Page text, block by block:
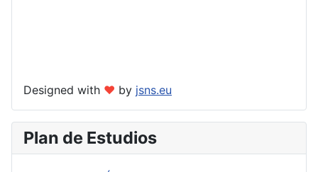
Designed with ❤ by jsns.eu
Plan de Estudios